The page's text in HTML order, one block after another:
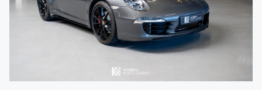
+31 26 47 205 46
info@koenexclusief.nl